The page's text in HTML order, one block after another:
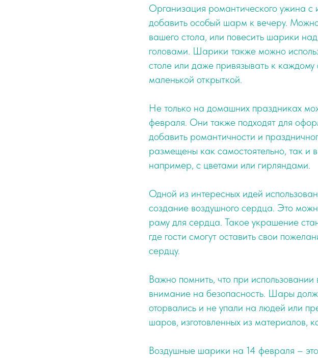
Организация романтического ужина
добавить особый шарм к вечеру.
вашего стола, или повесить шарики
головами. Шарики также можно
столе или даже привязывать к
маленькой открыткой.
Не только на домашних праздниках
февраля. Они также подходят для
добавить романтичности и
размещены как самостоятельно, так и
например, с цветами или гирляндами.
Одной из интересных идей
создание воздушного сердца. Это
раму для сердца. Такое украшение
где гости смогут оставить свои
сердцу.
Важно помнить, что при
внимание на безопасность. Шары
оторвались и не упали на людей или
шаров, изготовленных из материалов,
Воздушные шарики на 14 февраля –